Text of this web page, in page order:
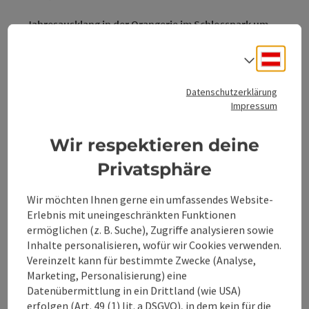
Jahresausklang in der Orangerie im Schlosspark um
treffen alle Gruppen in der Orangerie zusammen.
Mitternacht in der Orangerie Schlosspark / 23:30 Uhr
Mitternachtswalzer
Kontakt
Veranstaltungsort
Datenschutzerklärung
Impressum
Wir respektieren deine
Privatsphäre
Wir möchten Ihnen gerne ein umfassendes Website-
Erlebnis mit uneingeschränkten Funktionen
ermöglichen (z. B. Suche), Zugriffe analysieren sowie
Inhalte personalisieren, wofür wir Cookies verwenden.
Vereinzelt kann für bestimmte Zwecke (Analyse,
Marketing, Personalisierung) eine
Datenübermittlung in ein Drittland (wie USA)
erfolgen (Art. 49 (1) lit. a DSGVO), in dem kein für die